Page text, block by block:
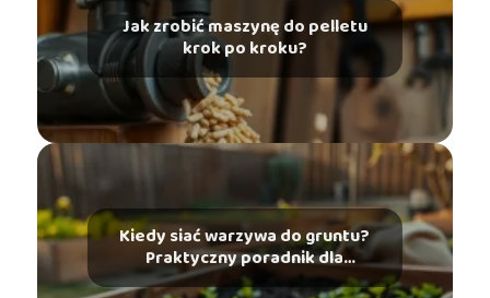
Jak zrobić maszynę do pelletu
krok po kroku?
Kiedy siać warzywa do gruntu?
Praktyczny poradnik dla
ogrodnika